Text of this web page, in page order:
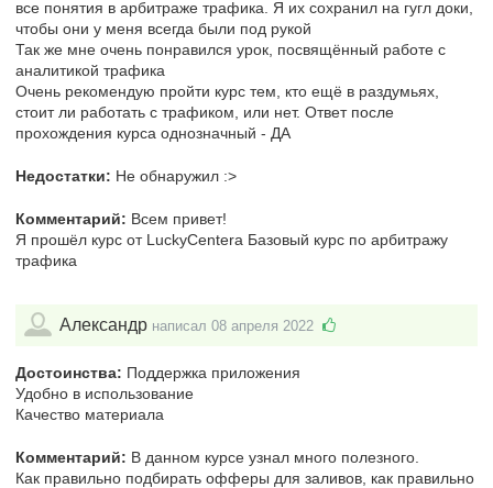
все понятия в арбитраже трафика. Я их сохранил на гугл доки,
чтобы они у меня всегда были под рукой
Так же мне очень понравился урок, посвящённый работе с
аналитикой трафика
Очень рекомендую пройти курс тем, кто ещё в раздумьях,
стоит ли работать с трафиком, или нет. Ответ после
прохождения курса однозначный - ДА
Недостатки: Не обнаружил :>
Комментарий: Всем привет!
Я прошёл курс от LuckyCentera Базовый курс по арбитражу
трафика
Александр написал 08 апреля 2022
Достоинства: Поддержка приложения
Удобно в использование
Качество материала
Комментарий: В данном курсе узнал много полезного.
Как правильно подбирать офферы для заливов, как правильно